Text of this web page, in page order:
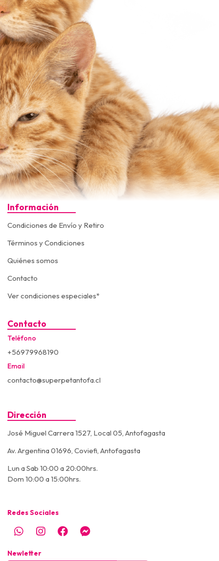
Información
Condiciones de Envío y Retiro
Términos y Condiciones
Quiénes somos
Contacto
Ver condiciones especiales*
Contacto
Teléfono
+56979968190
Email
contacto@superpetantofa.cl
Dirección
José Miguel Carrera 1527, Local 05, Antofagasta
Av. Argentina 01696, Coviefi, Antofagasta
Lun a Sab 10:00 a 20:00hrs.
Dom 10:00 a 15:00hrs.
Redes Sociales
Newletter